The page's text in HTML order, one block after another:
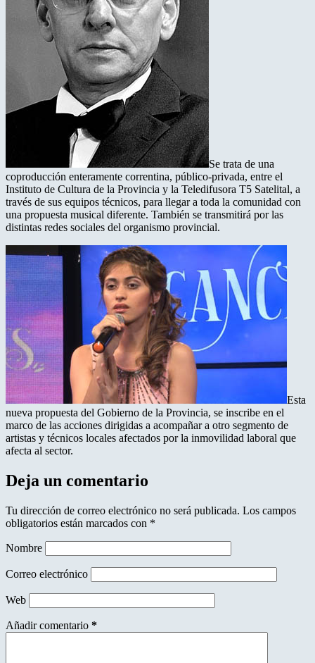
Se trata de una
coproducción enteramente correntina, público-privada, entre el
Instituto de Cultura de la Provincia y la Teledifusora T5 Satelital, a
través de sus equipos técnicos, para llegar a toda la comunidad con
una propuesta musical diferente. También se transmitirá por las
distintas redes sociales del organismo provincial.
Esta
nueva propuesta del Gobierno de la Provincia, se inscribe en el
marco de las acciones dirigidas a acompañar a otro segmento de
artistas y técnicos locales afectados por la inmovilidad laboral que
afecta al sector.
Deja un comentario
Tu dirección de correo electrónico no será publicada. Los campos
obligatorios están marcados con *
Nombre
Correo electrónico
Web
Añadir comentario *